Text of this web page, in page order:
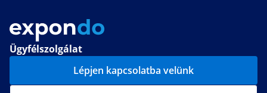
Ügyfélszolgálat
Lépjen kapcsolatba velünk